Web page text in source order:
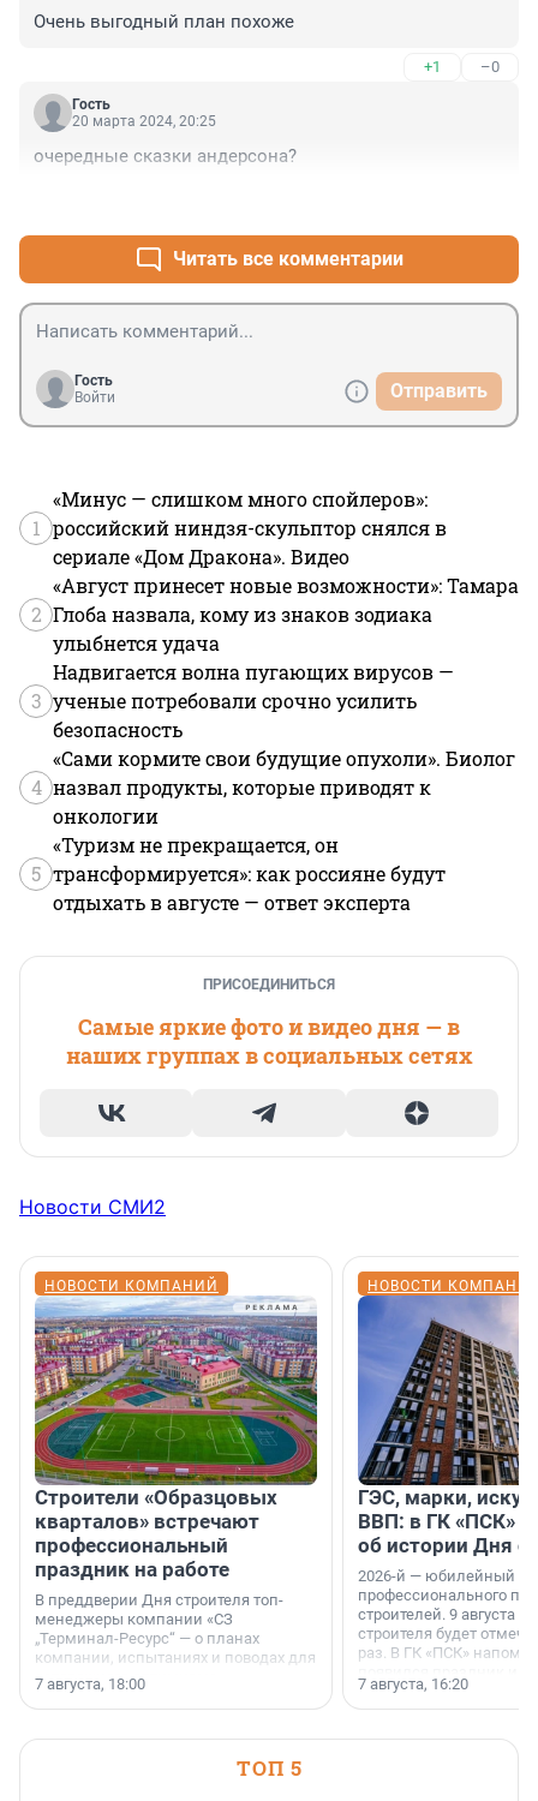
Очень выгодный план похоже
+1 –0
Гость
20 марта 2024, 20:25
очередные сказки андерсона?
Читать все комментарии
Гость
Войти
Отправить
1
«Минус — слишком много спойлеров»:
российский ниндзя-скульптор снялся в
сериале «Дом Дракона». Видео
2
«Август принесет новые возможности»: Тамара
Глоба назвала, кому из знаков зодиака
улыбнется удача
3
Надвигается волна пугающих вирусов —
ученые потребовали срочно усилить
безопасность
4
«Сами кормите свои будущие опухоли». Биолог
назвал продукты, которые приводят к
онкологии
5
«Туризм не прекращается, он
трансформируется»: как россияне будут
отдыхать в августе — ответ эксперта
ПРИСОЕДИНИТЬСЯ
Самые яркие фото и видео дня — в
наших группах в социальных сетях
Новости СМИ2
НОВОСТИ КОМПАНИЙ
Строители «Образцовых
кварталов» встречают
профессиональный
праздник на работе
В преддверии Дня строителя топ-
менеджеры компании «СЗ
„Терминал-Ресурс“ — о планах
компании, испытаниях и поводах для
осторожного оптимизма.
7 августа, 18:00
НОВОСТИ
ГЭС, марки,
ВВП: в ГК «ПСК»
об истории Дня
2026-й — юбилейный
профессионального
строителей. 9 августа
строителя будет
раз. В ГК «ПСК»
поменялась роль
7 августа, 16:20
ТОП 5